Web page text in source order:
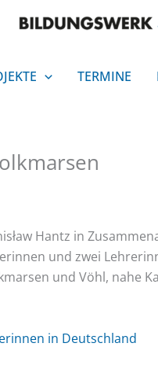
TERMINE
Hantz in
und zwei
und Vöhl, nahe
in Deutschland